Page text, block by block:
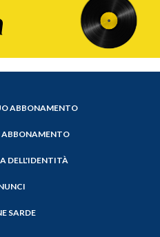
ABBONAMENTO
DELL'IDENTITÀ
SARDE